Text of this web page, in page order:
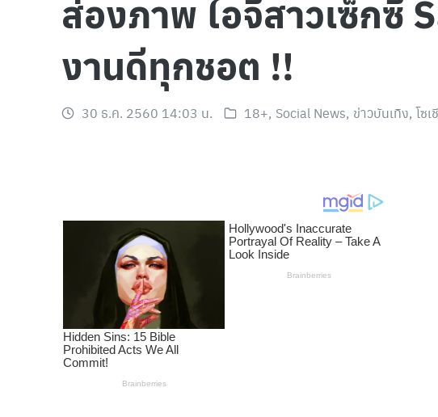
ส่องภาพ ไอจีสาวเซ็กซี่
งานดีทุกชอต !!
30 ธ.ค. 2560 14:03 น. 18+, Social News, ข่าวบันเทิง, โซเ